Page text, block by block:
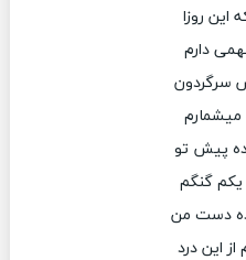
این روزا
دارم
سرگردون
میشمارم
پیش تو
گنگم
دست من
از این درد